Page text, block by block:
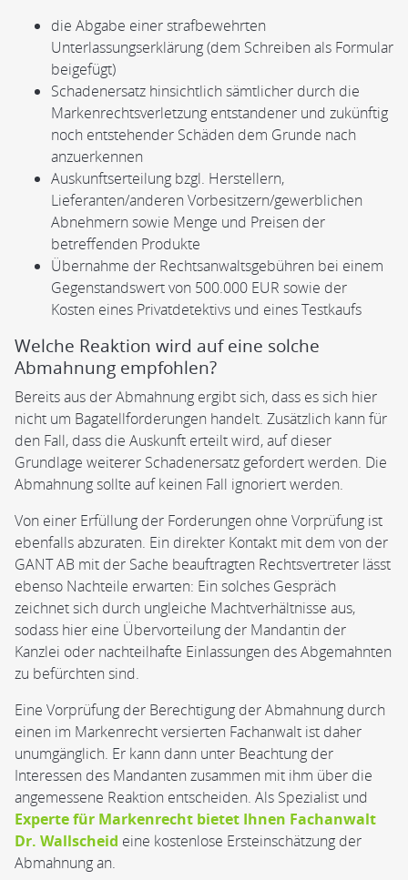
die Abgabe einer strafbewehrten
Unterlassungserklärung (dem Schreiben als Formular
beigefügt)
Schadenersatz hinsichtlich sämtlicher durch die
Markenrechtsverletzung entstandener und zukünftig
noch entstehender Schäden dem Grunde nach
anzuerkennen
Auskunftserteilung bzgl. Herstellern,
Lieferanten/anderen Vorbesitzern/gewerblichen
Abnehmern sowie Menge und Preisen der
betreffenden Produkte
Übernahme der Rechtsanwaltsgebühren bei einem
Gegenstandswert von 500.000 EUR sowie der
Kosten eines Privatdetektivs und eines Testkaufs
Welche Reaktion wird auf eine solche
Abmahnung empfohlen?
Bereits aus der Abmahnung ergibt sich, dass es sich hier
nicht um Bagatellforderungen handelt. Zusätzlich kann für
den Fall, dass die Auskunft erteilt wird, auf dieser
Grundlage weiterer Schadenersatz gefordert werden. Die
Abmahnung sollte auf keinen Fall ignoriert werden.
Von einer Erfüllung der Forderungen ohne Vorprüfung ist
ebenfalls abzuraten. Ein direkter Kontakt mit dem von der
GANT AB mit der Sache beauftragten Rechtsvertreter lässt
ebenso Nachteile erwarten: Ein solches Gespräch
zeichnet sich durch ungleiche Machtverhältnisse aus,
sodass hier eine Übervorteilung der Mandantin der
Kanzlei oder nachteilhafte Einlassungen des Abgemahnten
zu befürchten sind.
Eine Vorprüfung der Berechtigung der Abmahnung durch
einen im Markenrecht versierten Fachanwalt ist daher
unumgänglich. Er kann dann unter Beachtung der
Interessen des Mandanten zusammen mit ihm über die
angemessene Reaktion entscheiden. Als Spezialist und
Experte für Markenrecht bietet Ihnen Fachanwalt
Dr. Wallscheid eine kostenlose Ersteinschätzung der
Abmahnung an.